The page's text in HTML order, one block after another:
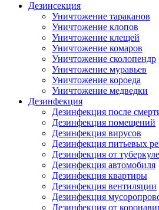
Дезинсекция
Уничтожение тараканов
Уничтожение клопов
Уничтожение клещей
Уничтожение комаров
Уничтожение сколопендр
Уничтожение муравьев
Уничтожение короеда
Уничтожение медведки
Дезинфекция
Дезинфекция после
Дезинфекция помещений
Дезинфекция вирусов
Дезинфекция питьевых
Дезинфекция от
Дезинфекция автомобиля
Дезинфекция квартиры
Дезинфекция вентиляции
Дезинфекция
Дезинфекция от